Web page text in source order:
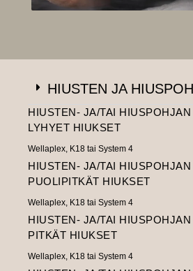
HIUSTEN JA
HIUSTEN- JA/TAI
LYHYET HIUKSET
Wellaplex, K18 tai System 4
HIUSTEN- JA/TAI
PUOLIPITKÄT HIUKSET
Wellaplex, K18 tai System 4
HIUSTEN- JA/TAI
PITKÄT HIUKSET
Wellaplex, K18 tai System 4